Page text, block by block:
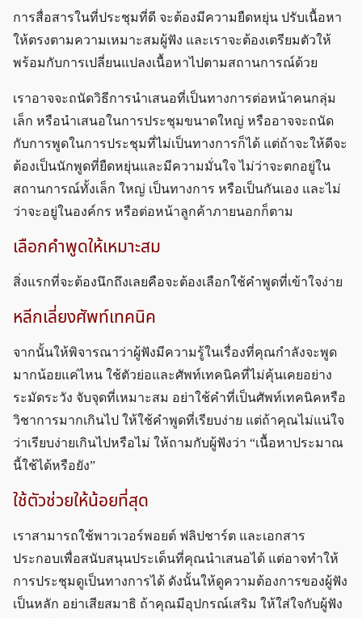
การสื่อสารในที่ประชุมที่ดี จะต้องมีความยืดหยุ่น ปรับเนื้อหา
ให้ตรงตามความเหมาะสมผู้ฟัง และเราจะต้องเตรียมตัวให้
พร้อมกับการเปลี่ยนแปลงเนื้อหาไปตามสถานการณ์ด้วย
เราอาจจะถนัดวิธีการนำเสนอที่เป็นทางการต่อหน้าคนกลุ่ม
เล็ก หรือนำเสนอในการประชุมขนาดใหญ่ หรืออาจจะถนัด
กับการพูดในการประชุมที่ไม่เป็นทางการก็ได้ แต่ถ้าจะให้ดีจะ
ต้องเป็นนักพูดที่ยืดหยุ่นและมีความมั่นใจ ไม่ว่าจะตกอยู่ใน
สถานการณ์ทั้งเล็ก ใหญ่ เป็นทางการ หรือเป็นกันเอง และไม่
ว่าจะอยู่ในองค์กร หรือต่อหน้าลูกค้าภายนอกก็ตาม
เลือกคำพูดให้เหมาะสม
สิ่งแรกที่จะต้องนึกถึงเลยคือจะต้องเลือกใช้คำพูดที่เข้าใจง่าย
หลีกเลี่ยงศัพท์เทคนิค
จากนั้นให้พิจารณาว่าผู้ฟังมีความรู้ในเรื่องที่คุณกำลังจะพูด
มากน้อยแค่ไหน ใช้ตัวย่อและศัพท์เทคนิคที่ไม่คุ้นเคยอย่าง
ระมัดระวัง จับจุดที่เหมาะสม อย่าใช้คำที่เป็นศัพท์เทคนิคหรือ
วิชาการมากเกินไป ให้ใช้คำพูดที่เรียบง่าย แต่ถ้าคุณไม่แน่ใจ
ว่าเรียบง่ายเกินไปหรือไม่ ให้ถามกับผู้ฟังว่า “เนื้อหาประมาณ
นี้ใช้ได้หรือยัง”
ใช้ตัวช่วยให้น้อยที่สุด
เราสามารถใช้พาวเวอร์พอยต์ ฟลิปชาร์ต และเอกสาร
ประกอบเพื่อสนับสนุนประเด็นที่คุณนำเสนอได้ แต่อาจทำให้
การประชุมดูเป็นทางการได้ ดังนั้นให้ดูความต้องการของผู้ฟัง
เป็นหลัก อย่าเสียสมาธิ ถ้าคุณมีอุปกรณ์เสริม ให้ใส่ใจกับผู้ฟัง